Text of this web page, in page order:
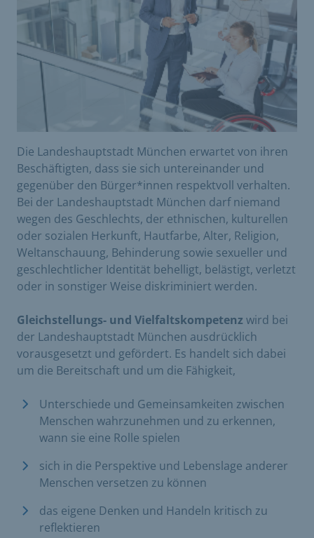
Die Landeshauptstadt München erwartet von ihren
Beschäftigten, dass sie sich untereinander und
gegenüber den Bürger*innen respektvoll verhalten.
Bei der Landeshauptstadt München darf niemand
wegen des Geschlechts, der ethnischen, kulturellen
oder sozialen Herkunft, Hautfarbe, Alter, Religion,
Weltanschauung, Behinderung sowie sexueller und
geschlechtlicher Identität behelligt, belästigt, verletzt
oder in sonstiger Weise diskriminiert werden.
Gleichstellungs- und Vielfaltskompetenz wird bei
der Landeshauptstadt München ausdrücklich
vorausgesetzt und gefördert. Es handelt sich dabei
um die Bereitschaft und um die Fähigkeit,
Unterschiede und Gemeinsamkeiten zwischen
Menschen wahrzunehmen und zu erkennen,
wann sie eine Rolle spielen
sich in die Perspektive und Lebenslage anderer
Menschen versetzen zu können
das eigene Denken und Handeln kritisch zu
reflektieren